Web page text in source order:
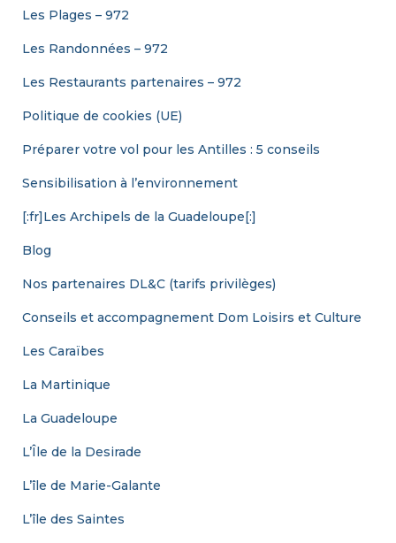
Les Plages – 972
Les Randonnées – 972
Les Restaurants partenaires – 972
Politique de cookies (UE)
Préparer votre vol pour les Antilles : 5 conseils
Sensibilisation à l’environnement
[:fr]Les Archipels de la Guadeloupe[:]
Blog
Nos partenaires DL&C (tarifs privilèges)
Conseils et accompagnement Dom Loisirs et Culture
Les Caraïbes
La Martinique
La Guadeloupe
L’Île de la Desirade
L’île de Marie-Galante
L’île des Saintes